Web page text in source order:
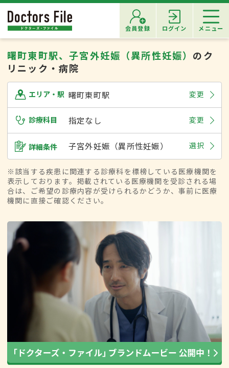
会員登録 ログイン メニュー
曙町東町駅、子宮外妊娠（異所性妊娠） のク
リニック・病院
エリア・駅 曙町東町駅 変更
診療科目 指定なし 変更
詳細条件 子宮外妊娠（異所性妊娠） 選択
※該当する疾患に関連する診療科を標榜している医療機関を
表示しております。掲載されている医療機関を受診される場
合は、ご希望の診療内容が受けられるかどうか、事前に医療
機関に直接ご確認ください。